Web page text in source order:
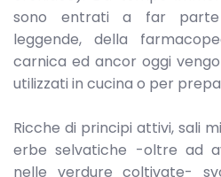
sono entrati a far
leggende, della
carnica ed ancor oggi
utilizzati in cucina o per
Ricche di principi attivi, sali
erbe selvatiche -oltre ad
nelle verdure coltivate-